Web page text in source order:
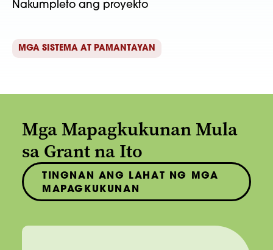
Nakumpleto ang proyekto
MGA SISTEMA AT PAMANTAYAN
Mga Mapagkukunan Mula
sa Grant na Ito
TINGNAN ANG LAHAT NG MGA
MAPAGKUKUNAN